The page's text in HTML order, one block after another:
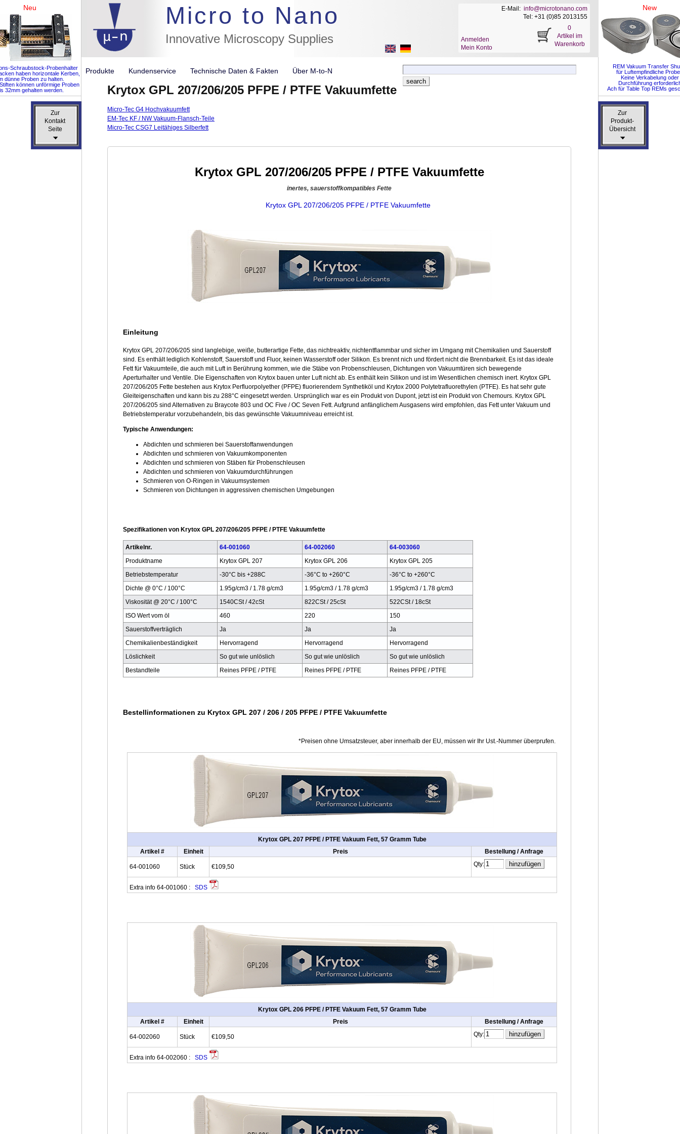
Zur
Produkt-
Übersicht
Zur
Produkt-
Übersicht
Zur
Kontakt
Seite
Zur
Kontakt
Seite
Neu
Schraubstock-Probenhalter
haben horizontale Kerben,
dünne Proben zu halten.
können unförmige Proben
32mm gehalten werden.
New
REM Vakuum Transfer
für Luftempfindliche
Keine Verkabelung oder
Durchführung
Ach für Table Top REMs
Micro to Nano
Innovative Microscopy Supplies
//flags for link to german page, if page exists
Produkte Kundenservice Technische Daten & Fakten Über M-to-N
Krytox GPL 207/206/205 PFPE / PTFE Vakuumfette
E-Mail: info@microtonano.com
Tel: +31 (0)85 2013155
Anmelden
Mein Konto
0
Artikel im
Warenkorb
Micro-Tec G4 Hochvakuumfett
EM-Tec KF / NW Vakuum-Flansch-Teile
Micro-Tec CSG7 Leitähiges Silberfett
Krytox GPL 207/206/205 PFPE / PTFE Vakuumfette
inertes, sauerstoffkompatibles Fette
Krytox GPL 207/206/205 PFPE / PTFE Vakuumfette
Einleitung
Krytox GPL 207/206/205 sind langlebige, weiße, butterartige Fette, das nichtreaktiv, nichtentflammbar und sicher im Umgang mit Chemikalien und Sauerstoff
sind. Es enthält lediglich Kohlenstoff, Sauerstoff und Fluor, keinen Wasserstoff oder Silikon. Es brennt nich und fördert nicht die Brennbarkeit. Es ist das ideale
Fett für Vakuumteile, die auch mit Luft in Berührung kommen, wie die Stäbe von Probenschleusen, Dichtungen von Vakuumtüren sich bewegende
Aperturhalter und Ventile. Die Eigenschaften von Krytox bauen unter Luft nicht ab. Es enthält kein Silikon und ist im Wesentlichen chemisch inert. Krytox GPL
207/206/205 Fette bestehen aus Krytox Perfluorpolyether (PFPE) fluorierendem Synthetiköl und Krytox 2000 Polytetrafluorethylen (PTFE). Es hat sehr gute
Gleiteigenschaften und kann bis zu 288°C eingesetzt werden. Ursprünglich war es ein Produkt von Dupont, jetzt ist ein Produkt von Chemours. Krytox GPL
207/206/205 sind Alternativen zu Braycote 803 und OC Five / OC Seven Fett. Aufgrund anfänglichem Ausgasens wird empfohlen, das Fett unter Vakuum und
Betriebstemperatur vorzubehandeln, bis das gewünschte Vakuumniveau erreicht ist.
Typische Anwendungen:
Abdichten und schmieren bei Sauerstoffanwendungen
Abdichten und schmieren von Vakuumkomponenten
Abdichten und schmieren von Stäben für Probenschleusen
Abdichten und schmieren von Vakuumdurchführungen
Schmieren von O-Ringen in Vakuumsystemen
Schmieren von Dichtungen in aggressiven chemischen Umgebungen
Spezifikationen von Krytox GPL 207/206/205 PFPE / PTFE Vakuumfette
Artikelnr. 64-001060 64-002060
64-003060
Produktname
Krytox GPL 207 Krytox GPL 206
Krytox GPL 205
Betriebstemperatur
-30°C bis +288C -36°C to +260°C
-36°C to +260°C
Dichte @ 0°C / 100°C
1.95g/cm3 / 1.78 g/cm3 1.95g/cm3 / 1.78 g/cm3
1.95g/cm3 / 1.78 g/cm3
Viskosität @ 20°C / 100°C
1540CSt / 42cSt 822CSt / 25cSt
522CSt / 18cSt
ISO Wert vom öl
460 220
150
Sauerstoffverträglich
Ja Ja
Ja
Chemikalienbeständigkeit
Hervorragend Hervorragend
Hervorragend
Löslichkeit
So gut wie unlöslich So gut wie unlöslich
So gut wie unlöslich
Bestandteile
Reines PFPE / PTFE Reines PFPE / PTFE Reines PFPE / PTFE
Bestellinformationen zu Krytox GPL 207 / 206 / 205 PFPE / PTFE Vakuumfette
*Preisen ohne Umsatzsteuer, aber innerhalb der EU, müssen wir Ihr Ust.-Nummer überprufen.
Krytox GPL 207 PFPE / PTFE Vakuum Fett, 57 Gramm Tube
Artikel #
Einheit Preis Bestellung / Anfrage
64-001060 Stück €109,50 Qty:
Extra info 64-001060 : SDS
Krytox GPL 206 PFPE / PTFE Vakuum Fett, 57 Gramm Tube
Artikel #
Einheit Preis Bestellung / Anfrage
64-002060 Stück €109,50 Qty:
Extra info 64-002060 : SDS